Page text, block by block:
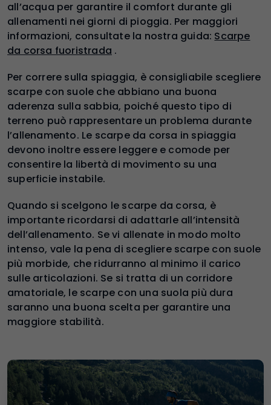
all’acqua per garantire il comfort durante gli
allenamenti nei giorni di pioggia. Per maggiori
informazioni, consultate la nostra guida: Scarpe
da corsa fuoristrada .
Per correre sulla spiaggia, è consigliabile scegliere
scarpe con suole che abbiano una buona
aderenza sulla sabbia, poiché questo tipo di
terreno può rappresentare un problema durante
l’allenamento. Le scarpe da corsa in spiaggia
devono inoltre essere leggere e comode per
consentire la libertà di movimento su una
superficie instabile.
Quando si scelgono le scarpe da corsa, è
importante ricordarsi di adattarle all’intensità
dell’allenamento. Se vi allenate in modo molto
intenso, vale la pena di scegliere scarpe con suole
più morbide, che ridurranno al minimo il carico
sulle articolazioni. Se si tratta di un corridore
amatoriale, le scarpe con una suola più dura
saranno una buona scelta per garantire una
maggiore stabilità.